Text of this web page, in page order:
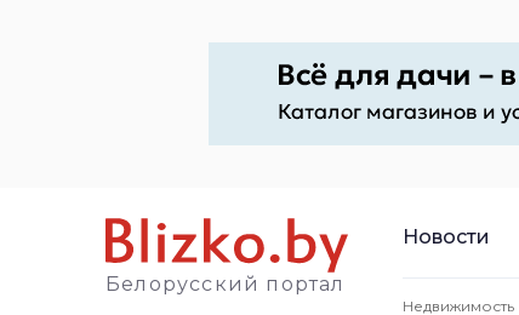
Белорусский портал
Новости
Недвижимость